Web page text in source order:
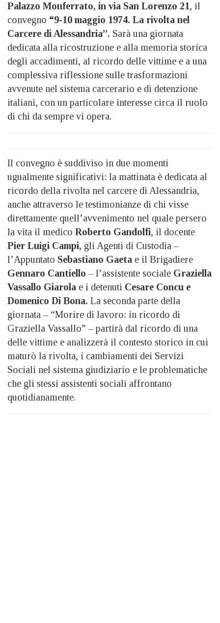
Palazzo Monferrato, in via San Lorenzo 21, il
convegno “9-10 maggio 1974. La rivolta nel
Carcere di Alessandria”. Sarà una giornata
dedicata alla ricostruzione e alla memoria storica
degli accadimenti, al ricordo delle vittime e a una
complessiva riflessione sulle trasformazioni
avvenute nel sistema carcerario e di detenzione
italiani, con un particolare interesse circa il ruolo
di chi da sempre vi opera.
Il convegno è suddiviso in due momenti
ugualmente significativi: la mattinata è dedicata al
ricordo della rivolta nel carcere di Alessandria,
anche attraverso le testimonianze di chi visse
direttamente quell’avvenimento nel quale persero
la vita il medico Roberto Gandolfi, il docente
Pier Luigi Campi, gli Agenti di Custodia –
l’Appuntato Sebastiano Gaeta e il Brigadiere
Gennaro Cantiello – l’assistente sociale Graziella
Vassallo Giarola e i detenuti Cesare Concu e
Domenico Di Bona. La seconda parte della
giornata – “Morire di lavoro: in ricordo di
Graziella Vassallo” – partirà dal ricordo di una
delle vittime e analizzerà il contesto storico in cui
maturò la rivolta, i cambiamenti dei Servizi
Sociali nel sistema giudiziario e le problematiche
che gli stessi assistenti sociali affrontano
quotidianamente.